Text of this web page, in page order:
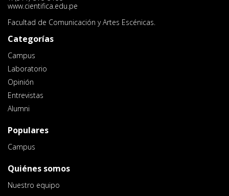
www.cientifica.edu.pe
Facultad de Comunicación y Artes Escénicas.
Categorías
Campus
Laboratorio
Opinión
Entrevistas
Alumni
Populares
Campus
Quiénes somos
Nuestro equipo